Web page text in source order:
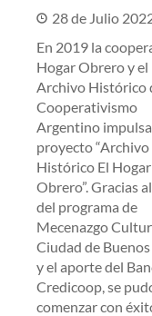
28 de Julio
En 2019 la
Hogar Obrero y el
Archivo Histórico
Cooperativismo
Argentino
proyecto “Archivo
Histórico El Hogar
Obrero”. Gracias
del programa de
Mecenazgo
Ciudad de
y el aporte del
Credicoop, se
comenzar con